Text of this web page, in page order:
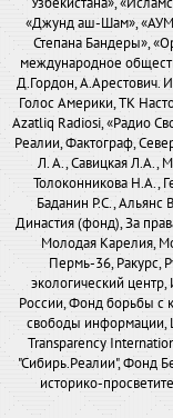
«Джунд аш-Шам», «АУМ
Степана Бандеры»,
международное
Д.Гордон, А.Арестович.
Голос Америки, ТК
Azatliq Radiosi, «Радио
Реалии, Фактограф,
Л. А., Савицкая Л.А.,
Толоконникова Н.А.,
Баданин Р.С., Альянс
Династия (фонд), За
Молодая Карелия,
Пермь-36, Ракурс,
экологический
России, Фонд борьбы с
свободы информации,
Transparency
"Сибирь.Реалии", Фонд
историко-